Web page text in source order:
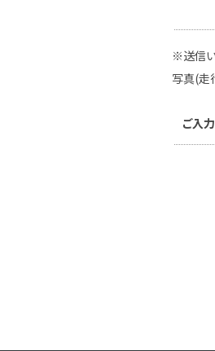
※送信い
写真(走
ご入